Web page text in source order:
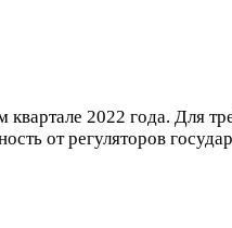
2022 года. Для
от регуляторов